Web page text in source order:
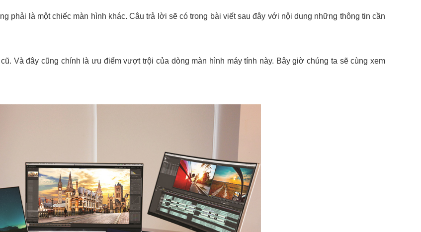
phải là một chiếc màn hình khác. Câu trả lời sẽ có trong bài viết sau đây với nội dung những thông tin cần
Và đây cũng chính là ưu điểm vượt trội của dòng màn hình máy tính này. Bây giờ chúng ta sẽ cùng xem